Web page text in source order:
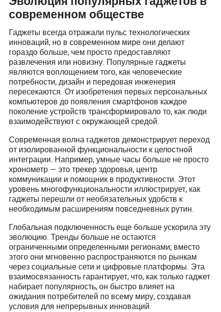
современном обществе
Гаджеты всегда отражали пульс технологических
инноваций, но в современном мире они делают
гораздо больше, чем просто предоставляют
развлечения или новизну. Популярные гаджеты
являются воплощением того, как человеческие
потребности, дизайн и передовая инженерия
пересекаются. От изобретения первых персональных
компьютеров до появления смартфонов каждое
поколение устройств трансформировало то, как люди
взаимодействуют с окружающей средой.
Современная волна гаджетов демонстрирует переход
от изолированной функциональности к целостной
интеграции. Например, умные часы больше не просто
хронометр — это трекер здоровья, центр
коммуникации и помощник в продуктивности. Этот
уровень многофункциональности иллюстрирует, как
гаджеты перешли от необязательных удобств к
необходимым расширениям повседневных рутин.
Глобальная подключенность еще больше ускорила эту
эволюцию. Тренды больше не остаются
ограниченными определенными регионами; вместо
этого они мгновенно распространяются по рынкам
через социальные сети и цифровые платформы. Эта
взаимосвязанность гарантирует, что, как только гаджет
набирает популярность, он быстро влияет на
ожидания потребителей по всему миру, создавая
условия для непрерывных инноваций.